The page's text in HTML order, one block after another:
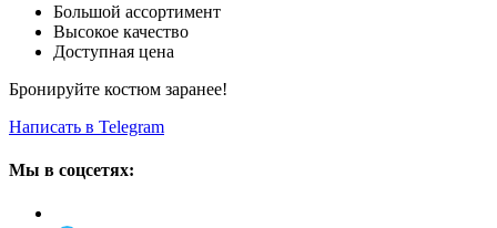
Большой ассортимент
Высокое качество
Доступная цена
Бронируйте костюм заранее!
Написать в Telegram
Мы в соцсетях: